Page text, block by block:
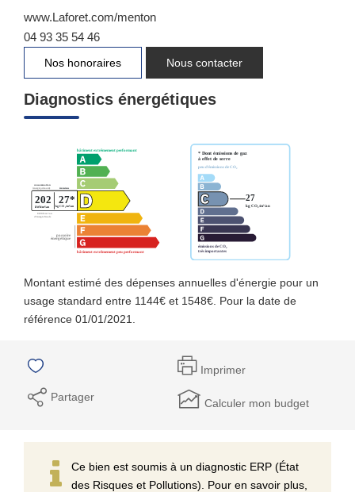
www.Laforet.com/menton
04 93 35 54 46
Nos honoraires Nous contacter
Diagnostics énergétiques
Montant estimé des dépenses annuelles d'énergie pour un
usage standard entre 1144€ et 1548€. Pour la date de
référence 01/01/2021.
Imprimer
Partager Calculer mon budget
Ce bien est soumis à un diagnostic ERP (État
des Risques et Pollutions). Pour en savoir plus,